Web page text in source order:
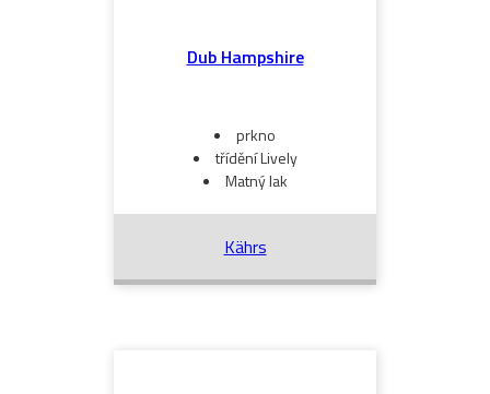
Dub Hampshire
prkno
třídění Lively
Matný lak
Kährs